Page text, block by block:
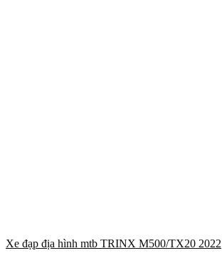
Xe đạp địa hình mtb TRINX M500/TX20 2022